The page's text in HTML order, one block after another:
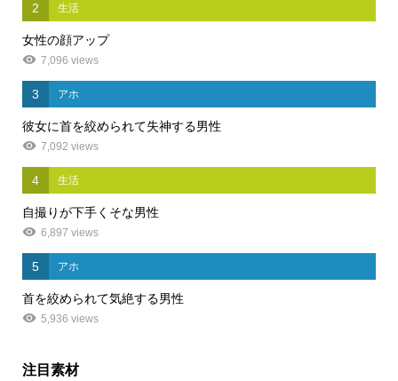
2 生活
女性の顔アップ
7,096 views
3 アホ
彼女に首を絞められて失神する男性
7,092 views
4 生活
自撮りが下手くそな男性
6,897 views
5 アホ
首を絞められて気絶する男性
5,936 views
注目素材